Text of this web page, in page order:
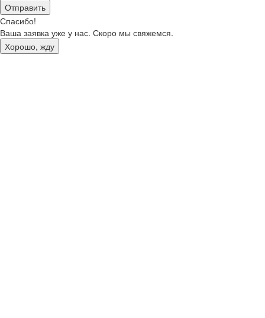
Отправить
Спасибо!
Ваша заявка уже у нас. Скоро мы свяжемся.
Хорошо, жду